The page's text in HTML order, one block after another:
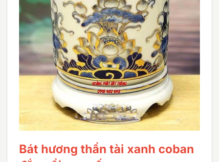
Bát hương thần tài xanh coban